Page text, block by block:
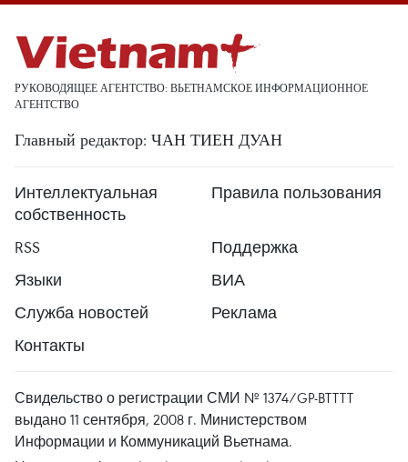
РУКОВОДЯЩЕЕ АГЕНТСТВО: ВЬЕТНАМСКОЕ ИНФОРМАЦИОННОЕ
АГЕНТСТВО
Главный редактор: ЧАН ТИЕН ДУАН
Интеллектуальная
собственность
Правила пользования
RSS
Поддержка
Языки
ВИА
Служба новостей
Реклама
Контакты
Свидельство о регистрации СМИ № 1374/GP-BTTTT
выдано 11 сентября, 2008 г. Министерством
Информации и Коммуникаций Вьетнама.